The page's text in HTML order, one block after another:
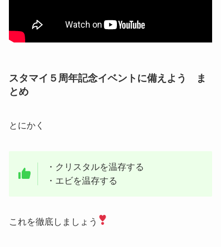
スタマイ５周年記念イベントに備えよう ま
とめ
とにかく
・クリスタルを温存する
・エビを温存する
これを徹底しましょう